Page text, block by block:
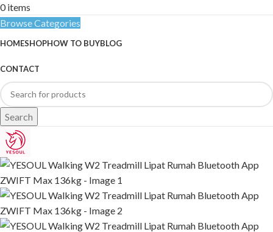
0items
Browse Categories
HOMESHOPHOW TO BUYBLOG
CONTACT
Search